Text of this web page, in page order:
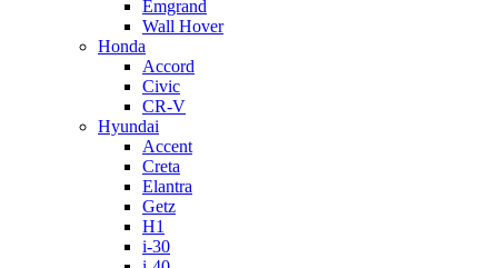
Emgrand
Wall Hover
Honda
Accord
Civic
CR-V
Hyundai
Accent
Creta
Elantra
Getz
H1
i-30